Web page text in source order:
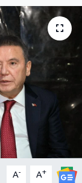
A- A+